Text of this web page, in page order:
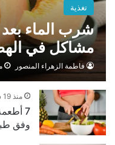
تغذية
شرب الماء
مشاكل في
فاطمة الزهراء المنصور
منذ 19 ساعة
7
وفق